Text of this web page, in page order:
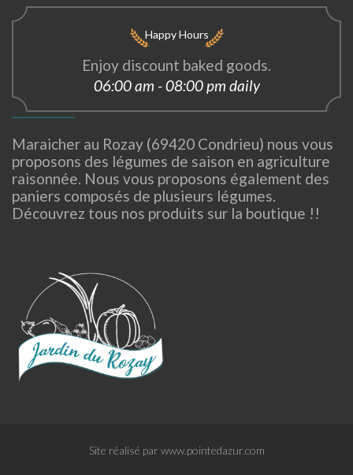
Happy Hours
Enjoy discount baked goods.
06:00 am - 08:00 pm daily
Maraicher au Rozay (69420 Condrieu) nous vous
proposons des légumes de saison en agriculture
raisonnée. Nous vous proposons également des
paniers composés de plusieurs légumes.
Découvrez tous nos produits sur la boutique !!
Site réalisé par www.pointedazur.com